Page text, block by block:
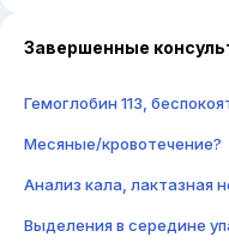
Завершенные
Гемоглобин 113,
Месяные/кровотечение?
Анализ кала, лактазная
Выделения в середине